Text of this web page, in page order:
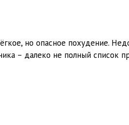
но опасное похудение.
– далеко не полный список